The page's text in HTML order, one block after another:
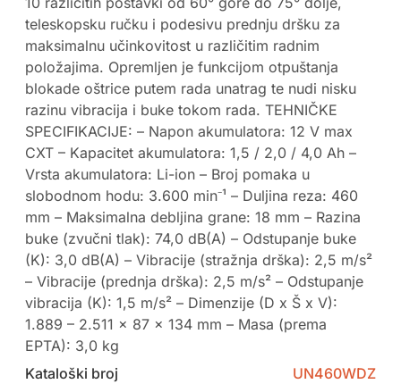
teleskopsku ručku i podesivu prednju dršku za
maksimalnu učinkovitost u različitim radnim
položajima. Opremljen je funkcijom otpuštanja
blokade oštrice putem rada unatrag te nudi nisku
razinu vibracija i buke tokom rada. TEHNIČKE
SPECIFIKACIJE: – Napon akumulatora: 12 V max
CXT – Kapacitet akumulatora: 1,5 / 2,0 / 4,0 Ah –
Vrsta akumulatora: Li-ion – Broj pomaka u
slobodnom hodu: 3.600 min⁻¹ – Duljina reza: 460
mm – Maksimalna debljina grane: 18 mm – Razina
buke (zvučni tlak): 74,0 dB(A) – Odstupanje buke
(K): 3,0 dB(A) – Vibracije (stražnja drška): 2,5 m/s²
– Vibracije (prednja drška): 2,5 m/s² – Odstupanje
vibracija (K): 1,5 m/s² – Dimenzije (D x Š x V):
1.889 – 2.511 x 87 x 134 mm – Masa (prema
EPTA): 3,0 kg
Kataloški broj
UN460WDZ